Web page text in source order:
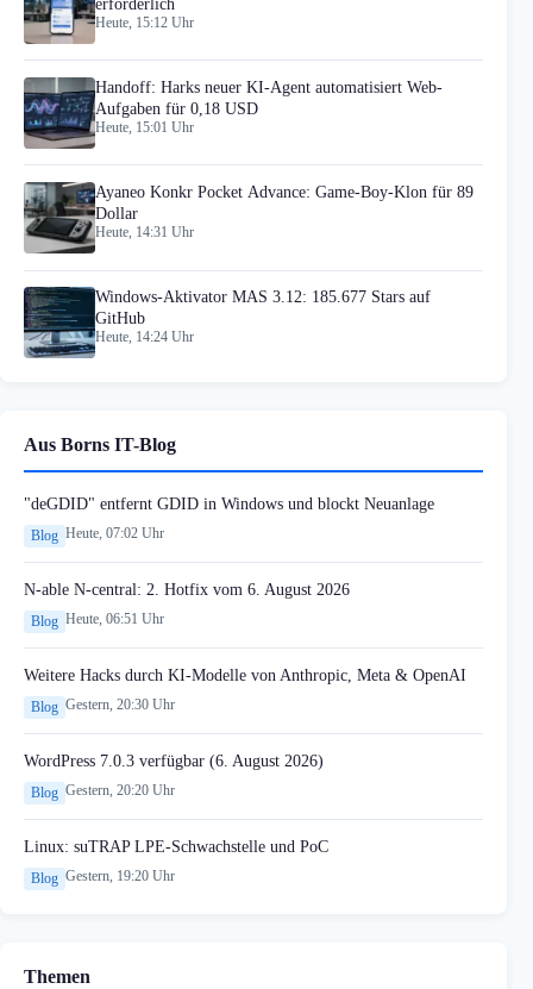
erforderlich
Heute, 15:12 Uhr
Handoff: Harks neuer KI-Agent automatisiert Web-
Aufgaben für 0,18 USD
Heute, 15:01 Uhr
Ayaneo Konkr Pocket Advance: Game-Boy-Klon für 89
Dollar
Heute, 14:31 Uhr
Windows-Aktivator MAS 3.12: 185.677 Stars auf
GitHub
Heute, 14:24 Uhr
Aus Borns IT-Blog
"deGDID" entfernt GDID in Windows und blockt Neuanlage
Blog Heute, 07:02 Uhr
N-able N-central: 2. Hotfix vom 6. August 2026
Blog Heute, 06:51 Uhr
Weitere Hacks durch KI-Modelle von Anthropic, Meta & OpenAI
Blog Gestern, 20:30 Uhr
WordPress 7.0.3 verfügbar (6. August 2026)
Blog Gestern, 20:20 Uhr
Linux: suTRAP LPE-Schwachstelle und PoC
Blog Gestern, 19:20 Uhr
Themen